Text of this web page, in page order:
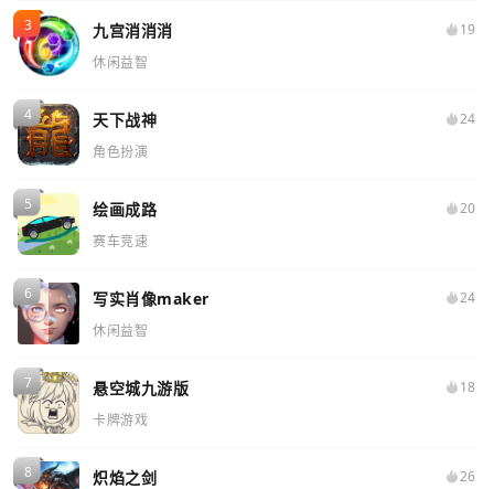
九宫消消消
19
休闲益智
天下战神
24
角色扮演
绘画成路
20
赛车竞速
写实肖像maker
24
休闲益智
悬空城九游版
18
卡牌游戏
炽焰之剑
26